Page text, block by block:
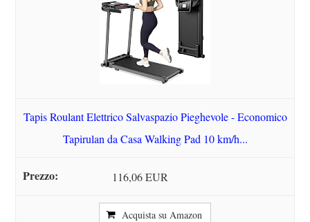
Tapis Roulant Elettrico Salvaspazio Pieghevole - Economico
Tapirulan da Casa Walking Pad 10 km/h...
116,06 EUR
Acquista su Amazon